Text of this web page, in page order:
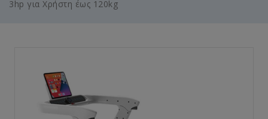
3hp για Χρήστη έως 120kg